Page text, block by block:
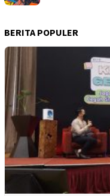
BERITA POPULER